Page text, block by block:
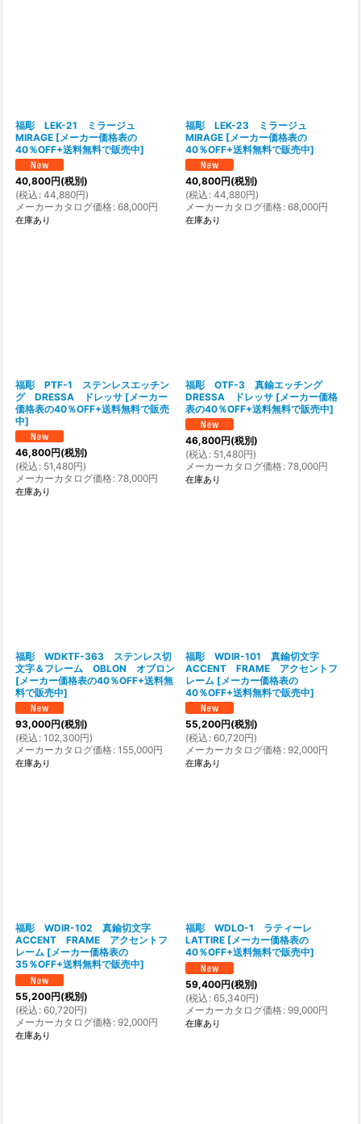
福彫 LEK-21 ミラージュ
MIRAGE [ メーカー価格表の
40％OFF+送料無料で販売中]
40,800円(税別)
(税込 : 44,880円)
メーカーカタログ価格: 68,000円
在庫あり
福彫 LEK-23 ミラージュ
MIRAGE [ メーカー価格表の
40％OFF+送料無料で販売中]
40,800円(税別)
(税込 : 44,880円)
メーカーカタログ価格: 68,000円
在庫あり
福彫 PTF-1 ステンレスエッチン
グ DRESSA ドレッサ [ メーカー
価格表の40％OFF+送料無料で販売
中]
46,800円(税別)
(税込 : 51,480円)
メーカーカタログ価格: 78,000円
在庫あり
福彫 OTF-3 真鍮エッチング
DRESSA ドレッサ [ メーカー価格
表の40％OFF+送料無料で販売中]
46,800円(税別)
(税込 : 51,480円)
メーカーカタログ価格: 78,000円
在庫あり
福彫 WDKTF-363 ステンレス切
文字＆フレーム OBLON オブロン
[メーカー価格表の40％OFF+送料無
料で販売中]
93,000円(税別)
(税込 : 102,300円)
メーカーカタログ価格: 155,000円
在庫あり
福彫 WDIR-101 真鍮切文字
ACCENT FRAME アクセントフ
レーム [メーカー価格表の
40％OFF+送料無料で販売中]
55,200円(税別)
(税込 : 60,720円)
メーカーカタログ価格: 92,000円
在庫あり
福彫 WDIR-102 真鍮切文字
ACCENT FRAME アクセントフ
レーム [メーカー価格表の
35％OFF+送料無料で販売中]
55,200円(税別)
(税込 : 60,720円)
メーカーカタログ価格: 92,000円
在庫あり
福彫 WDLO-1 ラティーレ
LATTIRE [メーカー価格表の
40％OFF+送料無料で販売中]
59,400円(税別)
(税込 : 65,340円)
メーカーカタログ価格: 99,000円
在庫あり